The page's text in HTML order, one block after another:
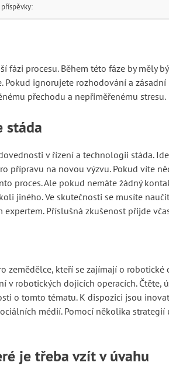
fázi procesu. Během této fáze by měly
ignorujete rozhodování a
přechodu a nepřiměřenému stresu.
stáda
v řízení a technologii stáda.
přípravu na novou výzvu. Pokud víte
proces. Ale pokud nemáte žádný
jiného. Ve skutečnosti se musíte
Příslušná zkušenost přijde
zemědělce, kteří se zajímají o
v robotických dojicích operacích. Čtěte,
o tomto tématu. K dispozici jsou
médií. Pomocí několika
je třeba vzít v úvahu